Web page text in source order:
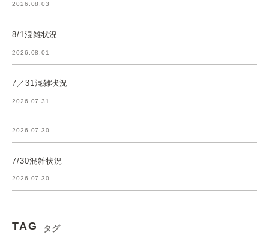
2026.08.03
8/1混雑状況
2026.08.01
7／31混雑状況
2026.07.31
2026.07.30
7/30混雑状況
2026.07.30
TAG タグ